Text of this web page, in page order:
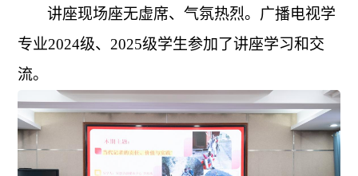
讲座现场座无虚席、气氛热烈。广播电视学
专业2024级、2025级学生参加了讲座学习和交
流。